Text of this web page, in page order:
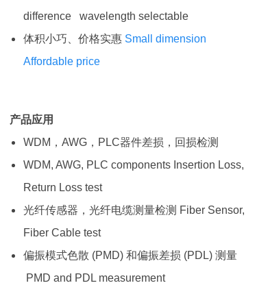
difference wavelength selectable
体积小巧、价格实惠 Small dimension
Affordable price
产品应用
WDM，AWG，PLC器件差损，回损检测
WDM, AWG, PLC components Insertion Loss,
Return Loss test
光纤传感器，光纤电缆测量检测 Fiber Sensor,
Fiber Cable test
偏振模式色散 (PMD) 和偏振差损 (PDL) 测量
PMD and PDL measurement